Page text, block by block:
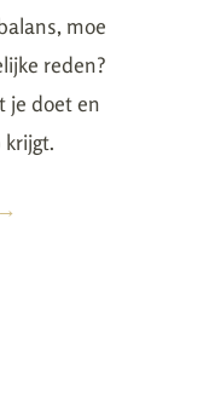
moe
reden?
je doet en
krijgt.